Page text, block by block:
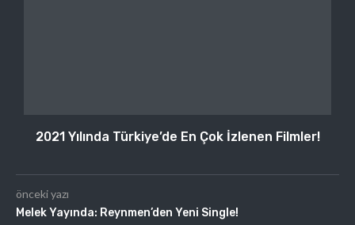
2021 Yılında Türkiye’de En Çok İzlenen Filmler!
önceki yazı
Melek Yayında: Reynmen’den Yeni Single!